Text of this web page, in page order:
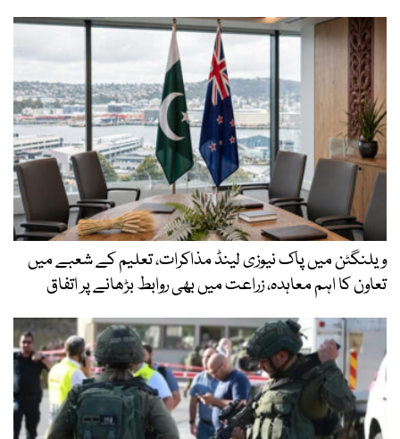
ویلنگٹن میں پاک نیوزی لینڈ مذاکرات، تعلیم کے شعبے میں
تعاون کا اہم معاہدہ، زراعت میں بھی روابط بڑھانے پر اتفاق